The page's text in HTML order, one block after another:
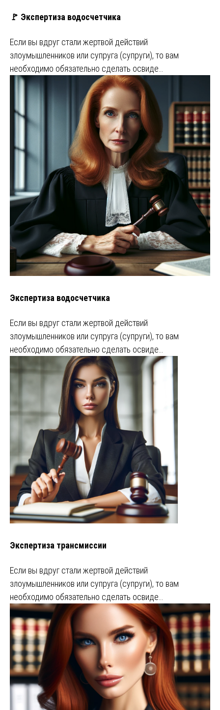
🚩 Экспертиза водосчетчика
Если вы вдруг стали жертвой действий
злоумышленников или супруга (супруги), то вам
необходимо обязательно сделать освиде…
Экспертиза водосчетчика
Если вы вдруг стали жертвой действий
злоумышленников или супруга (супруги), то вам
необходимо обязательно сделать освиде…
Экспертиза трансмиссии
Если вы вдруг стали жертвой действий
злоумышленников или супруга (супруги), то вам
необходимо обязательно сделать освиде…